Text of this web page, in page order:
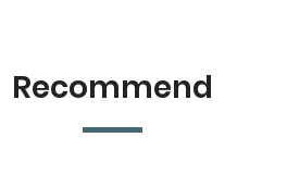
Recommend